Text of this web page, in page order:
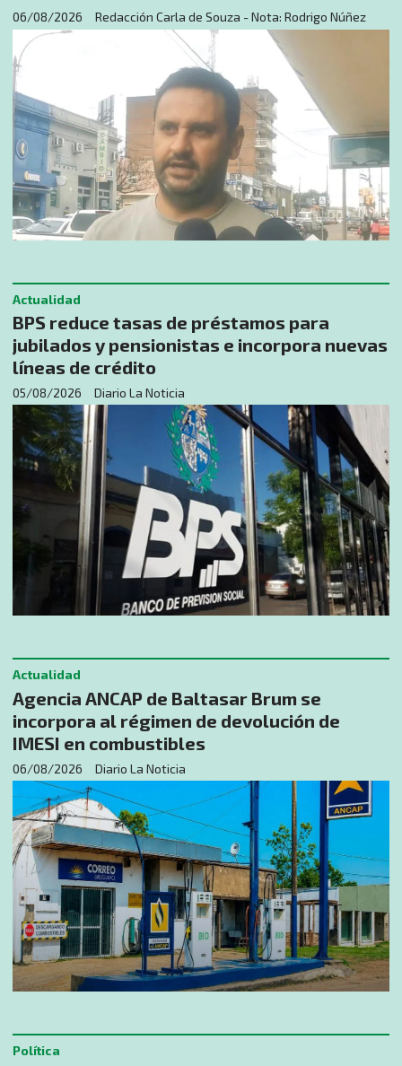
Redacción Carla de Souza - Nota: Rodrigo Núñez
06/08/2026
BPS reduce tasas de préstamos para
jubilados y pensionistas e incorpora nuevas
líneas de crédito
Diario La Noticia
Actualidad
05/08/2026
Agencia ANCAP de Baltasar Brum se
incorpora al régimen de devolución de
IMESI en combustibles
Diario La Noticia
Actualidad
06/08/2026
Política